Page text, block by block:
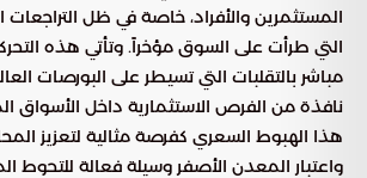
المستثمرين والأفراد، خاصة في ظل
التي طرأت على السوق مؤخراً. وتأتي هذه
مباشر بالتقلبات التي تسيطر على البورصات
نافذة من الفرص الاستثمارية داخل الأسواق
هذا الهبوط السعري كفرصة مثالية لتعزيز
واعتبار المعدن الأصفر وسيلة فعالة للتحوط